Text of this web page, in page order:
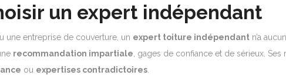
un expert indépendant
une entreprise de couverture, un expert toiture indépendant n’a
recommandation impartiale , gages de confiance et de sérieux.
ou expertises contradictoires